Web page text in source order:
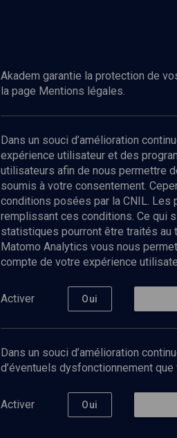
Nos Chaines
Culture
Limoud
Université
Podcast
Akadem garantie la protection de
la page Mentions légales.
Dans un souci d’amélioration
expérience utilisateur et des
utilisateurs afin de nous permettre
soumis à votre consentement.
conditions posées par la CNIL.
remplissant ces conditions. Ce qui
statistiques pourront être traités au
Matomo Analytics vous nous
compte de votre expérience
Activer Oui
Dans un souci d’amélioration
d’éventuels dysfonctionnement
Activer Oui